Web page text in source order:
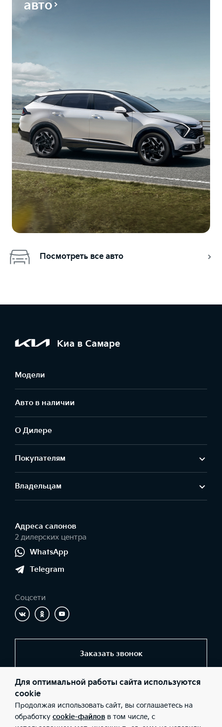
авто
Посмотреть все авто
Киа в Самаре
Модели
Авто в наличии
О Дилере
Покупателям
Владельцам
Адреса салонов
2 дилерских центра
WhatsApp
Telegram
Соцсети
Заказать звонок
© 2026 Юридические лица ООО «Центр Самара» (Фактический
77-00; ИНН: 6311098600; ОГРН: 1076311005649), ООО «Центр на
Московском» (Фактический адрес: г. Самара, Московское шоссе,
262а; Телефон: +7 (846) 977-77-00; ИНН: 6319214167; ОГРН:
Для оптимальной работы сайта используются
cookie
Продолжая использовать сайт, вы соглашаетесь на
обработку cookie-файлов в том числе, с